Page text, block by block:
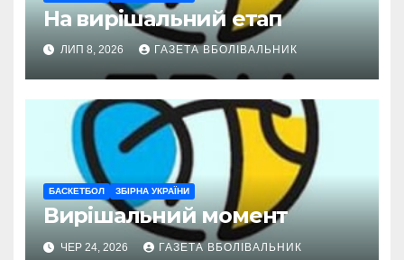
На вирішальний етап
ЛИП 8, 2026 ГАЗЕТА ВБОЛІВАЛЬНИК
БАСКЕТБОЛ ЗБІРНА УКРАЇНИ
Вирішальний момент
ЧЕР 24, 2026 ГАЗЕТА ВБОЛІВАЛЬНИК